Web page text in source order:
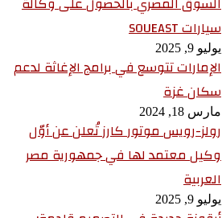
سيارات SOUEAST
يوليو 9, 2025
الإمارات تتوسع في برامج الإغاثة لدعم
سكان غزة
مارس 18, 2024
رولز-رويس موتور كارز تُعلن عن أوّل
وكيل معتمد لها في جمهورية مصر
العربية
يوليو 9, 2025